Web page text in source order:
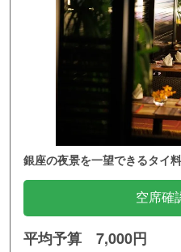
銀座の夜景を一望できるタイ
空席確
平均予算 7,000円